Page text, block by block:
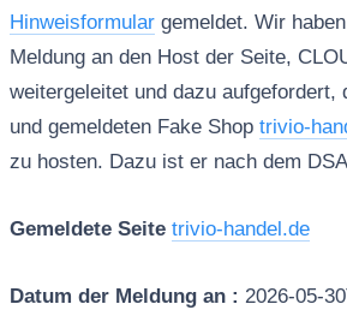
Hinweisformulargemeldet. Wir
Meldung an den Host der Seite,
weitergeleitet und dazu aufgefordert,
und gemeldeten Fake Shop trivio-
zu hosten. Dazu ist er nach dem
Gemeldete Seite trivio-handel.de
Datum der Meldung an : 2026-05-